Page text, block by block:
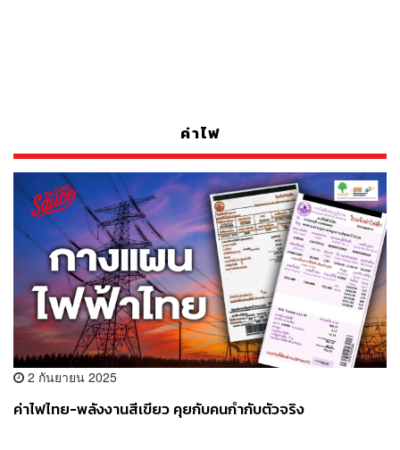
ค่าไฟ
2 กันยายน 2025
ค่าไฟไทย-พลังงานสีเขียว คุยกับคนกำกับตัวจริง